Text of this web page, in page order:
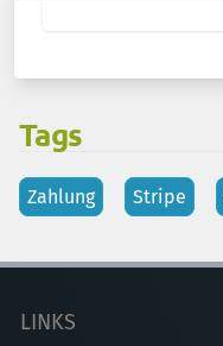
Tags
Zahlung Stripe
LINKS